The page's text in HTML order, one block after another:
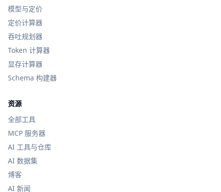
模型与定价
定价计算器
吞吐规划器
Token 计算器
显存计算器
Schema 构建器
资源
全部工具
MCP 服务器
AI 工具与仓库
AI 数据集
博客
AI 新闻